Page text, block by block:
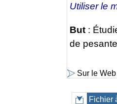
Utiliser le
But :
de
Sur le
Fichier